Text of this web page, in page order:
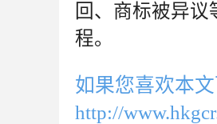
回、商标被异
程。
如果您喜欢本
http://